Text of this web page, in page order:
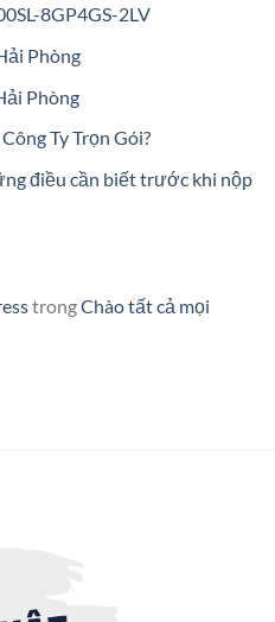
8GP4GS-2LV
Phòng
Phòng
Ty Trọn Gói?
điều cần biết trước khi nộp
trongChào tất cả mọi